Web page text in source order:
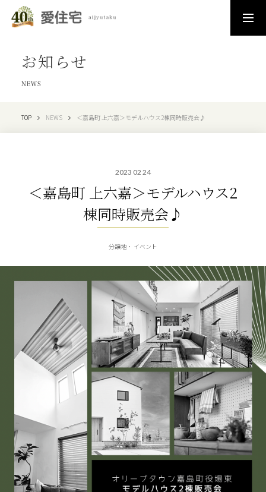
お知らせ
NEWS
TOP NEWS ＜嘉島町 上六嘉＞モデルハウス2棟同時販売会♪
2023 02 24
＜嘉島町 上六嘉＞モデルハウス2
棟同時販売会♪
分譲地 イベント